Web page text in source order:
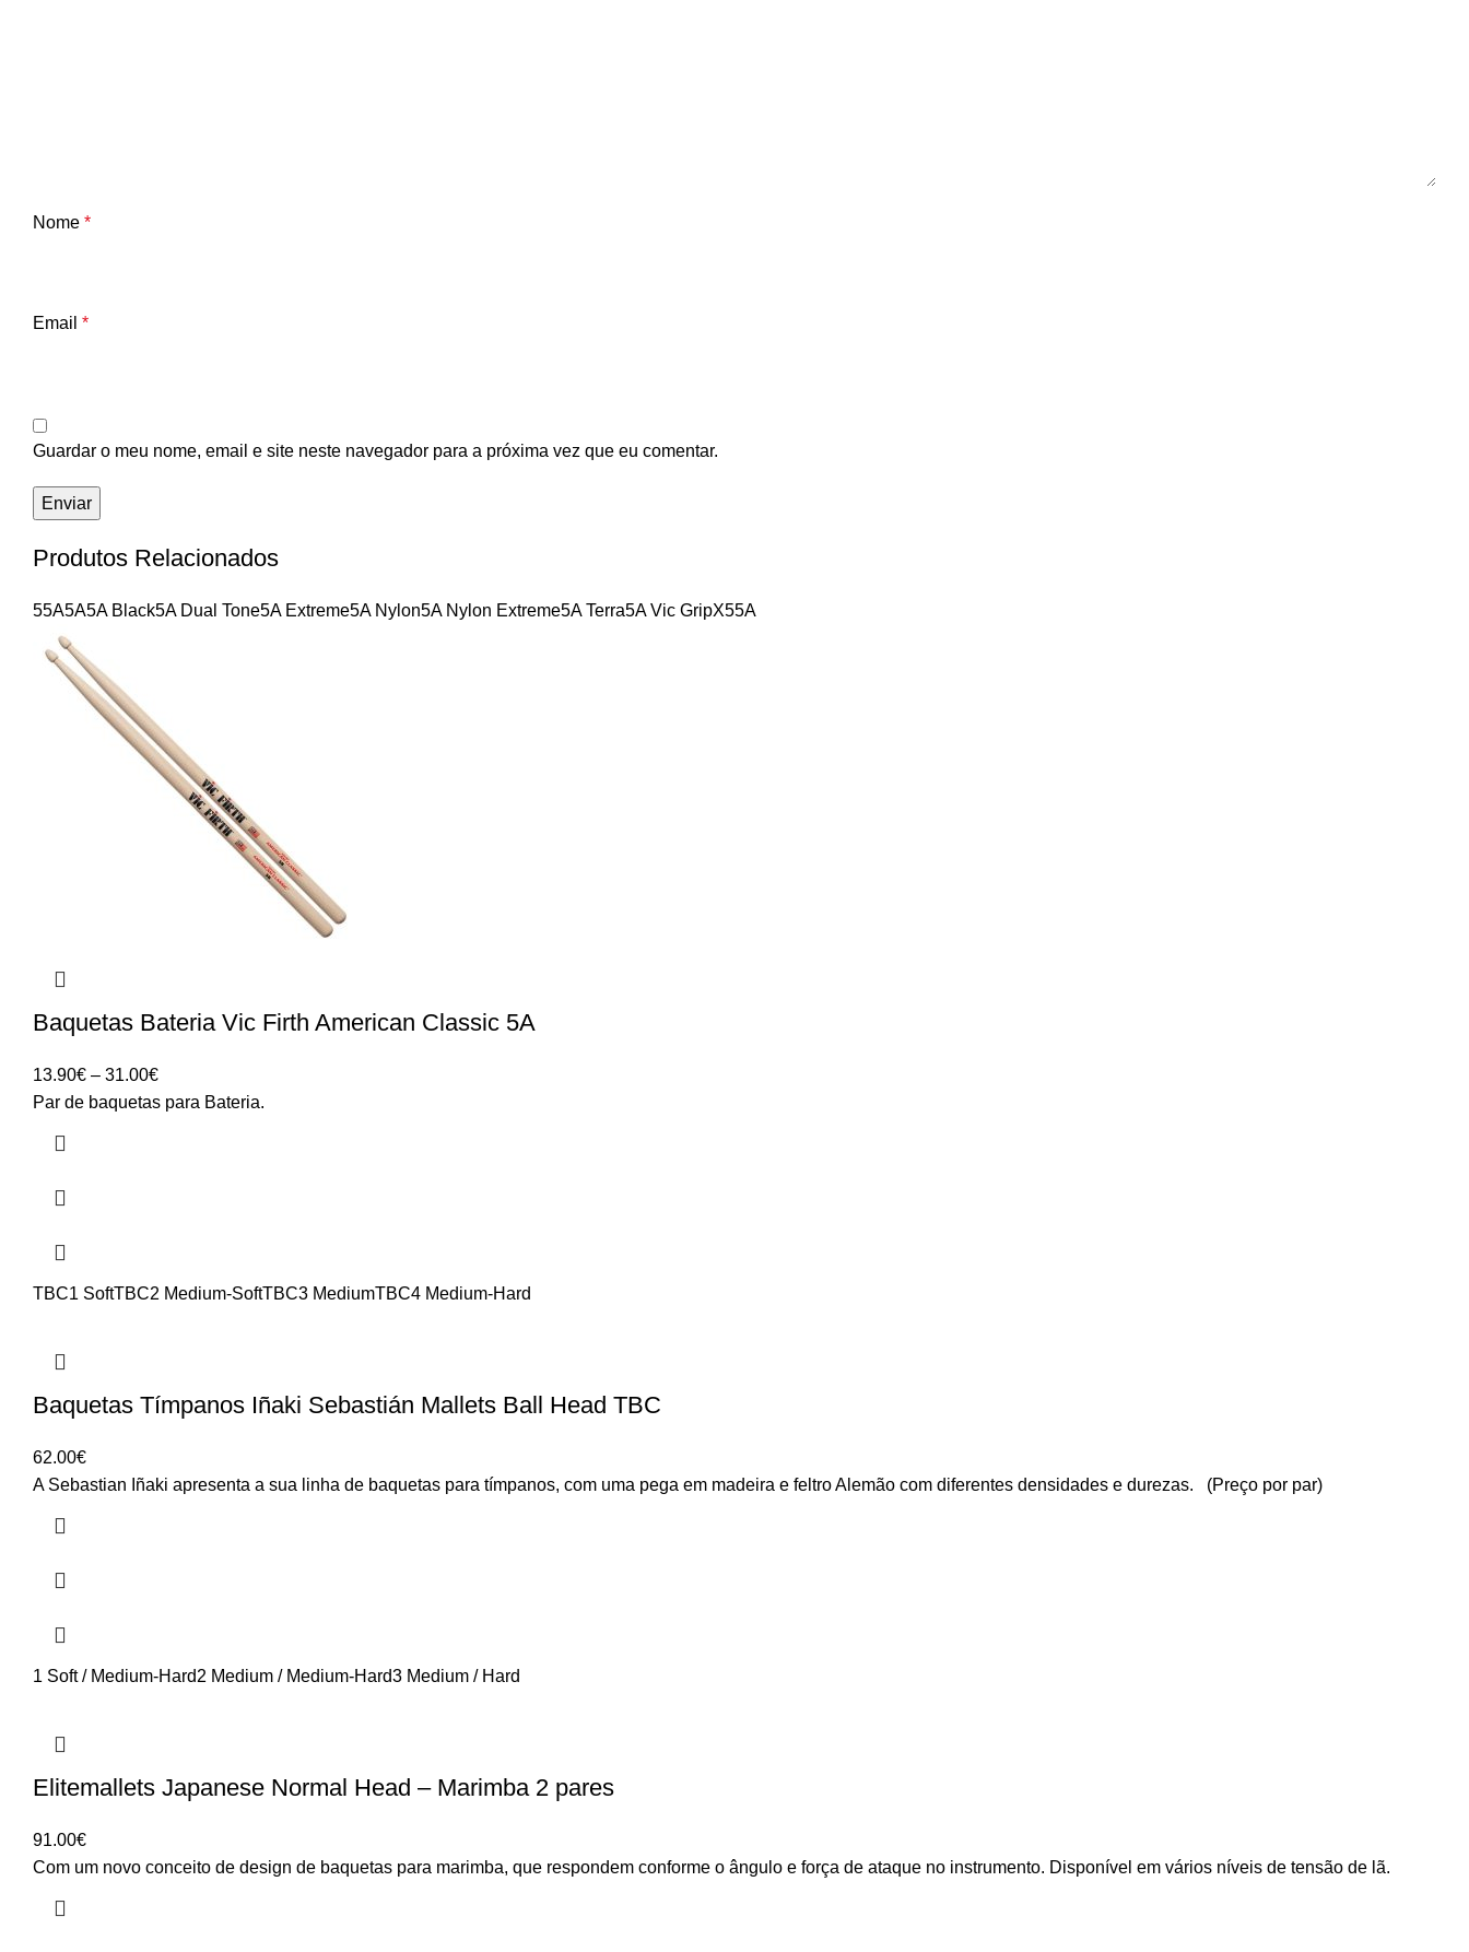
Nome *
Email *
Guardar o meu nome, email e site neste navegador para a próxima vez que eu comentar.
Produtos Relacionados
55A5A5A Black5A Dual Tone5A Extreme5A Nylon5A Nylon Extreme5A Terra5A Vic GripX55A
Baquetas Bateria Vic Firth American Classic 5A
13.90€ – 31.00€Price
range:
Par de baquetas para Bateria.
TBC1 SoftTBC2 Medium-SoftTBC3 MediumTBC4 Medium-Hard
Baquetas Tímpanos Iñaki Sebastián Mallets Ball Head TBC
62.00€
A Sebastian Iñaki apresenta a sua linha de baquetas para tímpanos, com uma pega em madeira e feltro Alemão com diferentes densidades e durezas. (Preço por par)
1 Soft / Medium-Hard2 Medium / Medium-Hard3 Medium / Hard
Elitemallets Japanese Normal Head – Marimba 2 pares
91.00€
Com um novo conceito de design de baquetas para marimba, que respondem conforme o ângulo e força de ataque no instrumento. Disponível em vários níveis de tensão de lã.